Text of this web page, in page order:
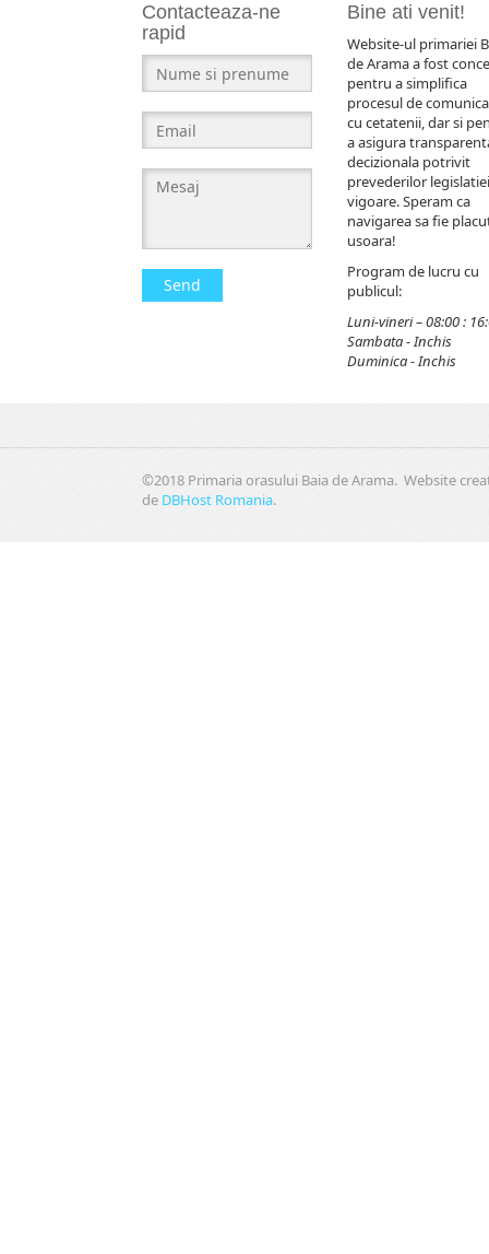
Contacteaza-ne
rapid
Send
Bine ati venit!
Website-ul primariei
de Arama a fost
pentru a simplifica
procesul de
cu cetatenii, dar si
a asigura
decizionala potrivit
prevederilor
vigoare. Speram ca
navigarea sa fie
usoara!
Program de lucru cu
publicul:
Luni-vineri – 08:00 :
Sambata - Inchis
Duminica - Inchis
©2018 Primaria orasului Baia de Arama. Website
de DBHost Romania.